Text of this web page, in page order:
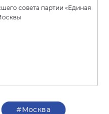
совета партии «Единая
#Москва